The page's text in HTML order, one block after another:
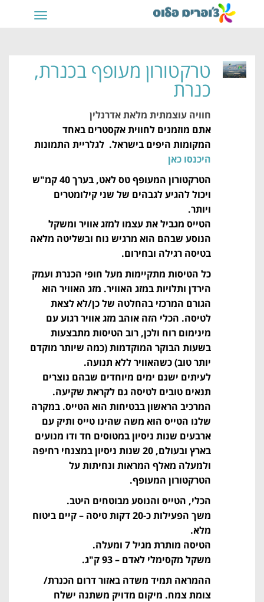
תפריט
טרקטורון מעופף בכנרת,
כנרת
חוויה עוצמתית מלאת אדרנלין
אתם מוזמנים לחווית אקסטרים באחד
המקומות היפים בישראל. לגלריית התמונות
היכנסו כאן
הטרקטורון המעופף טס לאט, בערך 40 קמ"ש
ויכול להגיע לגבהים של שני קילומטרים
ויותר.
הטייס מגביל את עצמו למזג אוויר ומשקל
הנוסע שבהם הוא מרגיש נוח ובשליטה מלאה
בטיסה רגילה ובחירום.
כל הטיסות מתקיימות מעל חופי הכנרת ועמק
הירדן ותלויות במזג האוויר. מזג האוויר הוא
הגורם המרכזי בהחלטה של כן/לא לצאת
לטיסה. הכלי הזה אוהב מזג אוויר רגוע עם
מינימום רוח ולכן, רוב הטיסות מתבצעות
בשעות הבוקר המוקדמות (כמה שיותר מוקדם
יותר טוב) כשהאוויר ללא תנועה.
לעיתים ישנם ימים מיוחדים שבהם נוצרים
תנאים טובים לטיסה גם לקראת שקיעה.
המרכיב הראשון בבטיחות הוא הטייס. במקרה
שלנו הטייס הוא משה שהינו טייס ותיק עם
ארבעים שנות ניסיון במטוסים חד ודו מנועים
בארץ ובעולם, 20 שנות ניסיון במצנחי רחיפה
ולמעלה מאלף המראות ונחיתות על
הטרקטורון המעופף.
הכלי, הטייס והנוסע מבוטחים היטב.
משך הפעילות כ-20 דקות טיסה – קיים ביטוח
מלא.
הטיסה מותרת מגיל 7 ומעלה.
משקל מקסימלי לאדם – 93 ק"ג.
ההמראה תמיד משדה באזור דרום הכנרת/
צומת צמח. מיקום מדויק משתנה ישלח